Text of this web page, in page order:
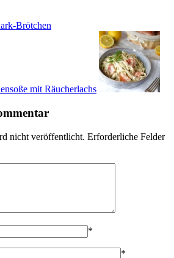
Brötchen
mit Räucherlachs
nicht veröffentlicht. Erforderliche Felder
*
*